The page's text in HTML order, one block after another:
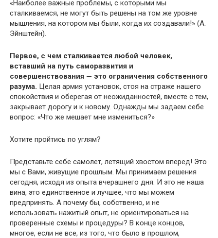
«Наиболее важные проблемы, с которыми мы
сталкиваемся, не могут быть решены на том же уровне
мышления, на котором мы были, когда их создавали!» (А.
Эйнштейн).
Первое, с чем сталкивается любой человек,
вставший на путь саморазвития и
совершенствования — это ограничения собственного
разума. Целая армия установок, стоя на страже нашего
спокойствия и оберегая от неожиданностей, вместе с тем,
закрывает дорогу и к новому. Однажды мы задаем себе
вопрос: «Что же мешает мне измениться?»
Хотите пройтись по углям?
Представьте себе самолет, летящий хвостом вперед! Это
мы с Вами, живущие прошлым. Мы принимаем решения
сегодня, исходя из опыта вчерашнего дня. И это не наша
вина, это единственное и лучшее, что мы можем
предпринять. А почему бы, собственно, и не
использовать нажитый опыт, не ориентироваться на
проверенные схемы и процедуры? В конце концов,
многое, если не все, из того, что было в прошлом,